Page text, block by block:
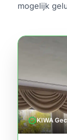
mogelijk
verifiedKIWA